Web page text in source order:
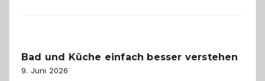
Bad und Küche einfach besser verstehen
9. Juni 2026